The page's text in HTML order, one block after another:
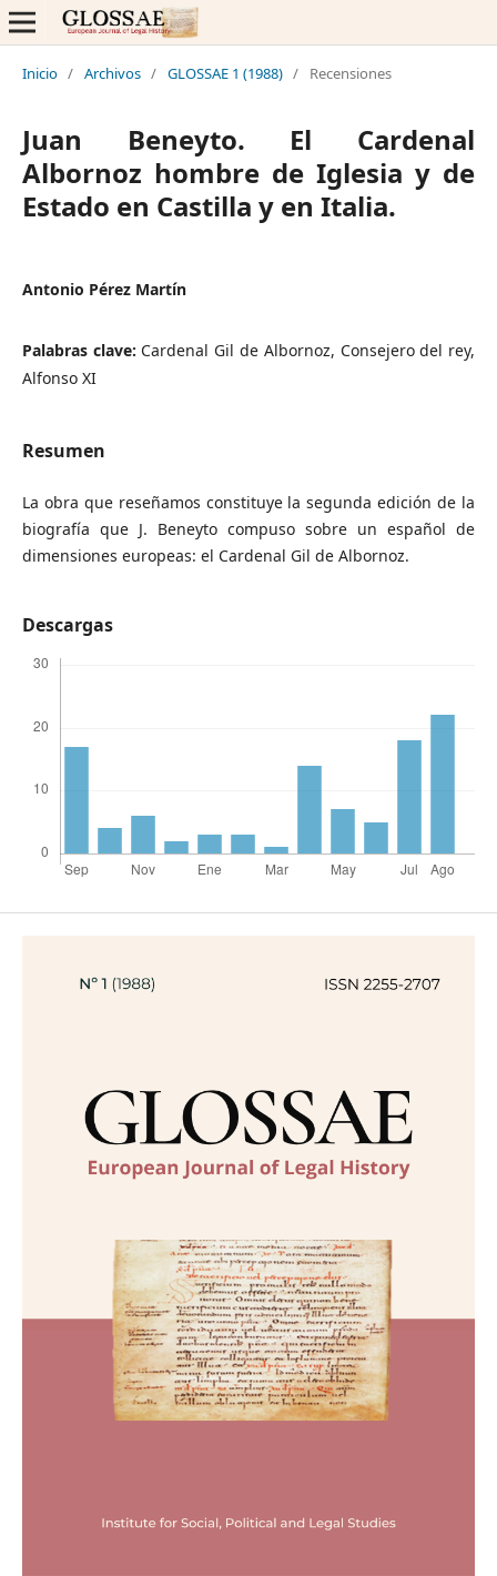
Inicio / Archivos / GLOSSAE 1 (1988) / Recensiones
Juan Beneyto. El Cardenal
Albornoz hombre de Iglesia y de
Estado en Castilla y en Italia.
Antonio Pérez Martín
Palabras clave: Cardenal Gil de Albornoz, Consejero del rey,
Alfonso XI
Resumen
La obra que reseñamos constituye la segunda edición de la
biografía que J. Beneyto compuso sobre un español de
dimensiones europeas: el Cardenal Gil de Albornoz.
Descargas